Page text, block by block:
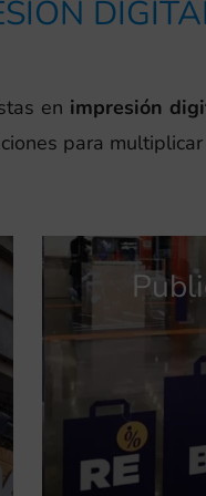
en impresión
para